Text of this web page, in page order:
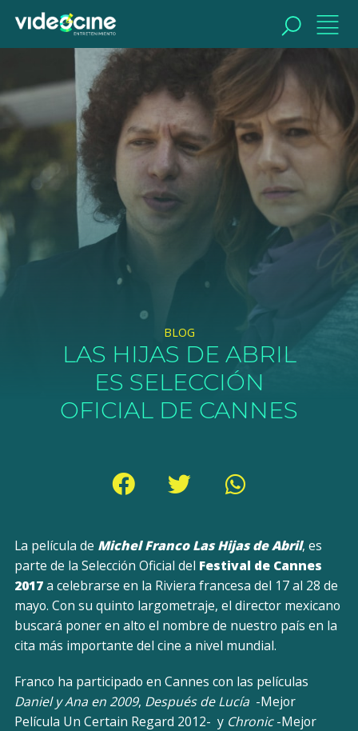
BUSCAR
BLOG
LAS HIJAS DE ABRIL
ES SELECCIÓN
OFICIAL DE CANNES
La película de Michel Franco Las Hijas de Abril, es
parte de la Selección Oficial del Festival de Cannes
2017a celebrarse en la Riviera francesa del 17 al 28 de
mayo. Con su quinto largometraje, el director mexicano
buscará poner en alto el nombre de nuestro país en la
cita más importante del cine a nivel mundial.
Franco ha participado en Cannes con las películas
Daniel y Ana en 2009, Después de Lucía -Mejor
Película Un Certain Regard 2012- y Chronic-Mejor